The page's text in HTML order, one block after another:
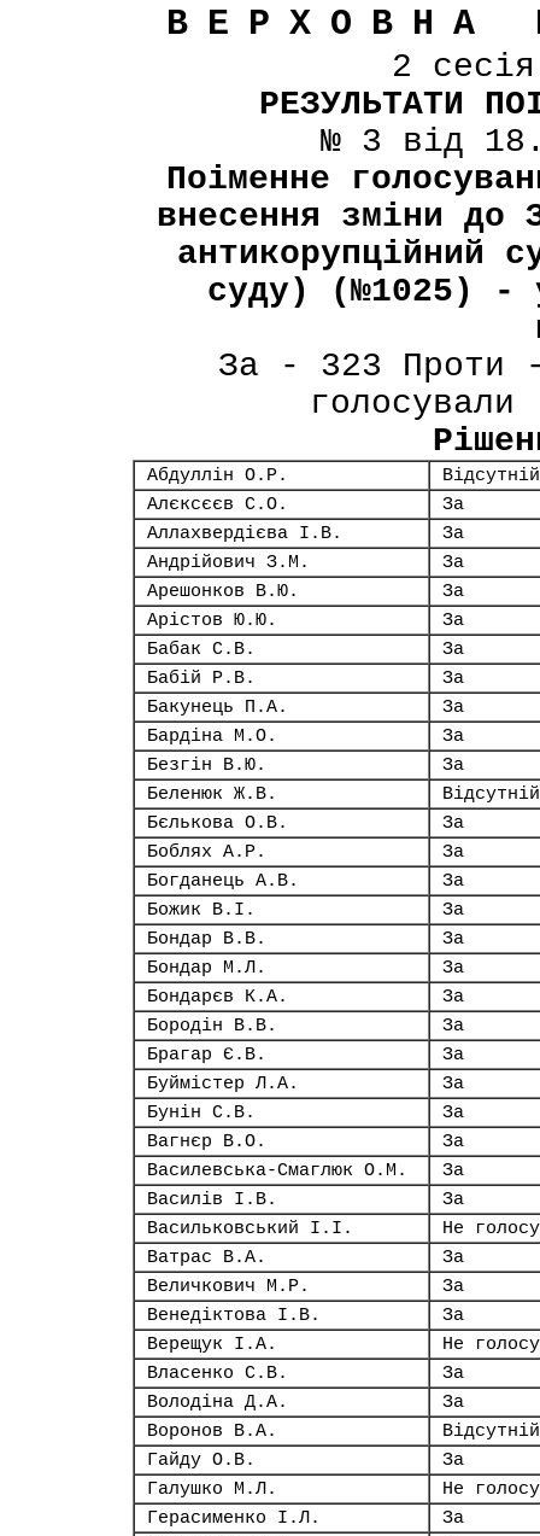
ВЕРХОВНА
2
РЕЗУЛЬТАТИ
№ 3 від
Поіменне
внесення зміни до
антикорупційний
суду) (№1025) -
За - 323 Проти
Абдуллін О.Р.
Відсутній
Алєксєєв С.О.
За
Аллахвердієва І.В.
За
Андрійович З.М.
За
Арешонков В.Ю.
За
Арістов Ю.Ю.
За
Бабак С.В.
За
Бабій Р.В.
За
Бакунець П.А.
За
Бардіна М.О.
За
Безгін В.Ю.
За
Беленюк Ж.В.
Відсутній
Бєлькова О.В.
За
Боблях А.Р.
За
Богданець А.В.
За
Божик В.І.
За
Бондар В.В.
За
Бондар М.Л.
За
Бондарєв К.А.
За
Бородін В.В.
За
Брагар Є.В.
За
Буймістер Л.А.
За
Бунін С.В.
За
Вагнєр В.О.
За
Василевська-Смаглюк О.М.
За
Василів І.В.
За
Васильковський І.І.
Не
Ватрас В.А.
За
Величкович М.Р.
За
Венедіктова І.В.
За
Верещук І.А.
Не
Власенко С.В.
За
Володіна Д.А.
За
Воронов В.А.
Відсутній
Гайду О.В.
За
Галушко М.Л.
Не
Герасименко І.Л.
За